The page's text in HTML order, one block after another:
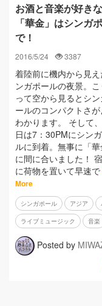
お酒と音楽が好き
「華金」はシンガ
で！
2016/5/24 3387
着陸前に機内から見え
ンガポールの夜景。
って空から見るとシ
ールのコンパクトさが
わかります。 そして
日は7：30PMにシン
ルに到着。無事に「華
に間に合いました！
に荷物を置いて早速で
More
シンガポール アジア
ライブミュージック 音楽
Posted by